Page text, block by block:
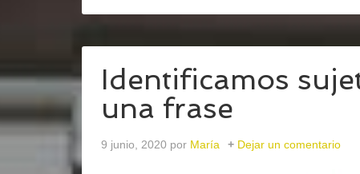
Identificamos
una frase
9 junio, 2020 por María Dejar un comentario